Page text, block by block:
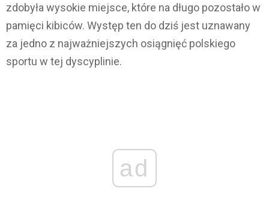
zdobyła wysokie miejsce, które na długo pozostało w
pamięci kibiców. Występ ten do dziś jest uznawany
za jedno z najważniejszych osiągnięć polskiego
sportu w tej dyscyplinie.
ad